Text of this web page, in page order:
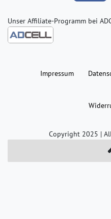
Unser Affiliate-Programm bei
Impressum
Copyright 2025 |